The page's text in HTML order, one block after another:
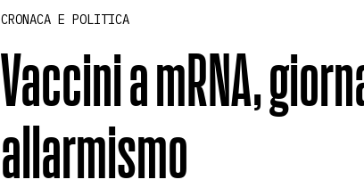
CRONACA E POLITICA
SCIENZA E TECNOLOGIA
CRONACA E POLITICA
Vaccini a mRNA,
allarmismo